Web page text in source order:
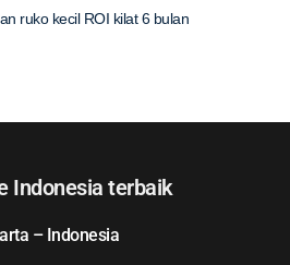
ruko kecil ROI kilat 6 bulan
Indonesia terbaik
– Indonesia